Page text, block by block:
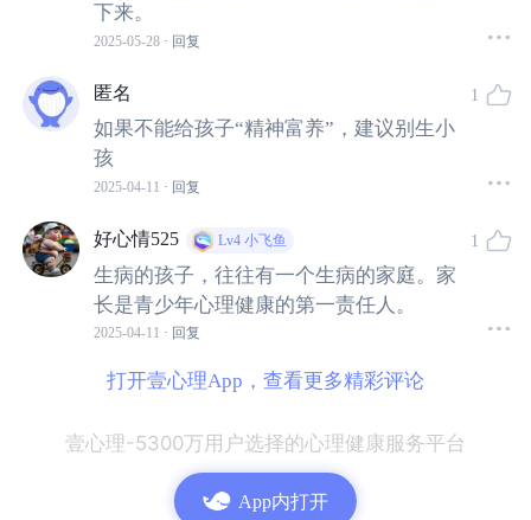
“现在很多小年轻的，其实早就知道培养的压力，他认为
什么要让他买不起一双新鞋呢？不是他们以前的物质追
求更高，而是他们的责任感比我们更重，所以他无法承
担这个责任，我就不如一开始就不担，就是你到肩上来
了再不担，那就是卸责任。
我们这一代人，当时是没有这个概念的，我们比如工资
就是固定的，虽然知道穷，但是穷的非常踏实嘛。他是
确定的穷，那反而无所谓，当时我们是一个确定性的，
年以后买个彩电，四年以后买个摩托车，但现在他身上
有个30万，都不敢动啊，他怎么知道明天怎么活呢？也
下来。
2025-05-28 · 回复
匿名
如果不能给孩子“精神富养”，建议别生小
孩
2025-04-11 · 回复
1
好心情525 Lv4 小飞鱼
生病的孩子，往往有一个生病的家庭。家
长是青少年心理健康的第一责任人。
2025-04-11 · 回复
1
打开壹心理App，查看更多精彩评论
壹心理-5300万用户选择的心理健康服务平台
App内打开